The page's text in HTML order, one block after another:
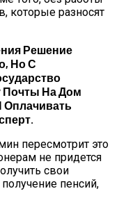
которые разносят
Решение
Но С
Почты На Дом
Оплачивать
пересмотрит это
не придется
свои
пенсий,